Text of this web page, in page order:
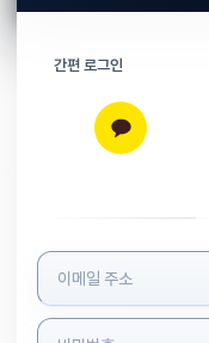
간편 로그인
로그인 정보 입력